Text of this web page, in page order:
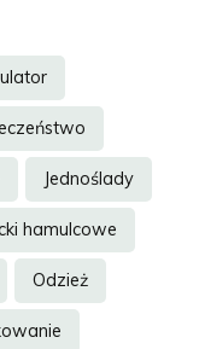
Jednoślady
hamulcowe
Odzież